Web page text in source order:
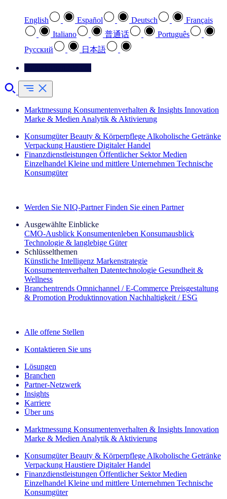
English Español Deutsch
Français
Italiano
普通话
Português
Pусский
日本語
Marktmessung Konsumentenverhalten & Insights Innovation
Marke & Medien Analytik & Aktivierung
Konsumgüter Beauty & Körperpflege Alkoholische Getränke
Verpackung Haustiere Digitaler Handel
Finanzdienstleistungen Öffentlicher Sektor Medien
Einzelhandel Kleine und mittlere Unternehmen Technische
Konsumgüter
Werden Sie NIQ-Partner Finden Sie einen Partner
Ausgewählte Einblicke
CMO‑Ausblick Konsumentenleben Konsumausblick
Technologie & langlebige Güter
Schlüsselthemen
Künstliche Intelligenz Markenstrategie
Konsumentenverhalten Datentechnologie Gesundheit &
Wellness
Branchentrends Omnichannel / E‑Commerce Preisgestaltung
& Promotion Produktinnovation Nachhaltigkeit / ESG
Alle offene Stellen
Kontaktieren Sie uns
Lösungen
Branchen
Partner-Netzwerk
Insights
Karriere
Über uns
Marktmessung Konsumentenverhalten & Insights Innovation
Marke & Medien Analytik & Aktivierung
Konsumgüter Beauty & Körperpflege Alkoholische Getränke
Verpackung Haustiere Digitaler Handel
Finanzdienstleistungen Öffentlicher Sektor Medien
Einzelhandel Kleine und mittlere Unternehmen Technische
Konsumgüter